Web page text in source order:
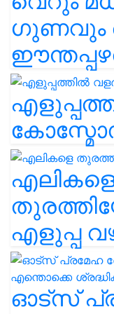
ഗുണവും
എളുപ്പ
ഓട്സ്